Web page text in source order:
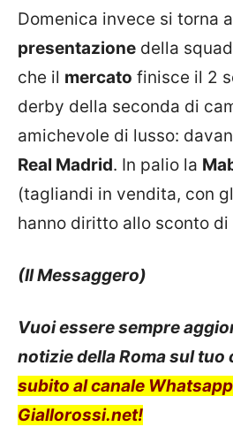
Domenica invece si torna
presentazione della
che il mercato finisce il 2
derby della seconda di
amichevole di lusso:
Real Madrid. In palio la
(tagliandi in vendita, con
hanno diritto allo sconto di
(Il Messaggero)
Vuoi essere sempre
notizie della Roma sul tuo
subito al canale
Giallorossi.net!